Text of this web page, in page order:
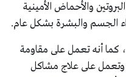
والأحماض الأمينية
الجسم والبشرة بشكل عام.
كما أنه تعمل على مقاومة
وتعمل على علاج مشاكل